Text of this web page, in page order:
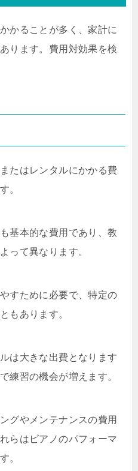
かることが多く、家計に
ります。費用対効果を検
たはレンタルにかかる費
。
基本的な費用であり、教
って異なります。
すために必要で、特定の
もあります。
は大きな出費となります
練習の機会が増えます。
グやメンテナンスの費用
らはピアノのパフォーマ
。